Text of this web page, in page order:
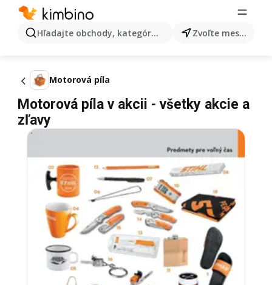
Hľadajte obchody, kategórie, produkty... Zvoľte mesto
Motorová píla
Motorová píla v akcii - všetky akcie a
zľavy